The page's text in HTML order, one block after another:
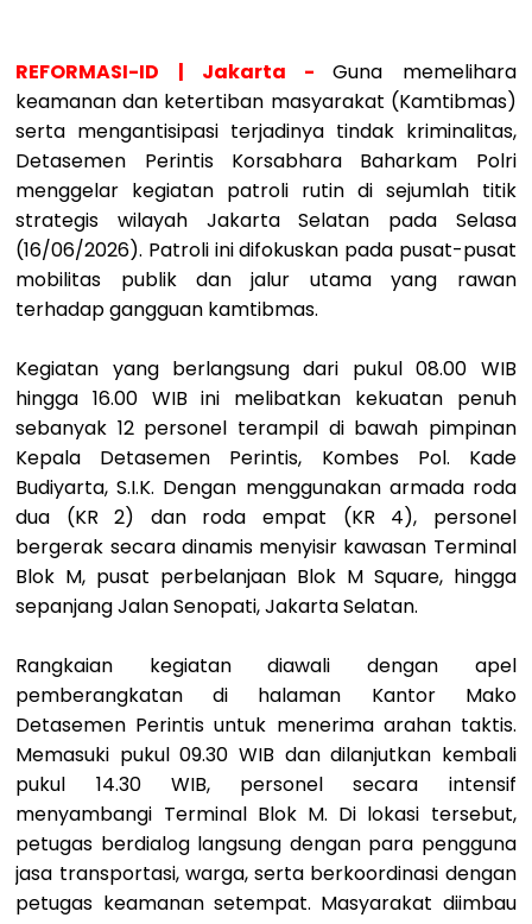
REFORMASI-ID | Jakarta -Guna memelihara
keamanan dan ketertiban masyarakat (Kamtibmas)
serta mengantisipasi terjadinya tindak kriminalitas,
Detasemen Perintis Korsabhara Baharkam Polri
menggelar kegiatan patroli rutin di sejumlah titik
strategis wilayah Jakarta Selatan pada Selasa
(16/06/2026). Patroli ini difokuskan pada pusat-pusat
mobilitas publik dan jalur utama yang rawan
terhadap gangguan kamtibmas.
Kegiatan yang berlangsung dari pukul 08.00 WIB
hingga 16.00 WIB ini melibatkan kekuatan penuh
sebanyak 12 personel terampil di bawah pimpinan
Kepala Detasemen Perintis, Kombes Pol. Kade
Budiyarta, S.I.K. Dengan menggunakan armada roda
dua (KR 2) dan roda empat (KR 4), personel
bergerak secara dinamis menyisir kawasan Terminal
Blok M, pusat perbelanjaan Blok M Square, hingga
sepanjang Jalan Senopati, Jakarta Selatan.
Rangkaian kegiatan diawali dengan apel
pemberangkatan di halaman Kantor Mako
Detasemen Perintis untuk menerima arahan taktis.
Memasuki pukul 09.30 WIB dan dilanjutkan kembali
pukul 14.30 WIB, personel secara intensif
menyambangi Terminal Blok M. Di lokasi tersebut,
petugas berdialog langsung dengan para pengguna
jasa transportasi, warga, serta berkoordinasi dengan
petugas keamanan setempat. Masyarakat diimbau